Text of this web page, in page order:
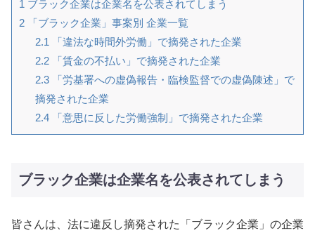
1 ブラック企業は企業名を公表されてしまう
2 「ブラック企業」事案別 企業一覧
2.1 「違法な時間外労働」で摘発された企業
2.2「賃金の不払い」で摘発された企業
2.3「労基署への虚偽報告・臨検監督での虚偽陳述」で
摘発された企業
2.4「意思に反した労働強制」で摘発された企業
ブラック企業は企業名を公表されてしまう
皆さんは、法に違反し摘発された「ブラック企業」の企業